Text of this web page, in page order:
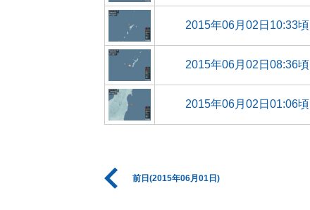
2015年06月02日10:33頃
2015年06月02日08:36頃
2015年06月02日01:06頃
前日(2015年06月01日)